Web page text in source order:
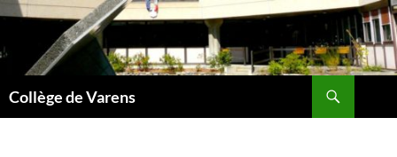
Aller
contenu
Collège de Varens